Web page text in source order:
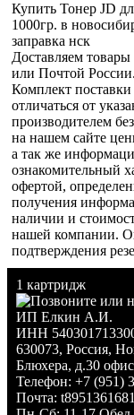
Купить Тонер JD
1000гр. в
заправка нск
Доставляем
или Почтой России.
Комплект
отличаться от
производителем
на нашем сайте
а так же
ознакомительный
офертой,
получения
наличии и
нашей компании.
подтверждения
1 картридж
ИП Елкин А.И.
ИНН
630073, Россия,
Блюхера, д.30
Телефон: +7 (951)
Почта: